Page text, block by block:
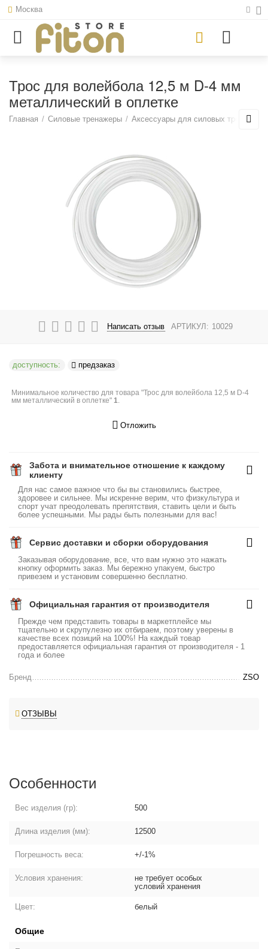
Москва
Трос для волейбола 12,5 м D-4 мм
металлический в оплетке
Главная / Силовые тренажеры / Аксессуары для силовых
Написать отзыв АРТИКУЛ: 10029
доступность: предзаказ
Минимальное количество для товара "Трос для волейбола 12,5 м D-4
мм металлический в оплетке"1.
Отложить
Забота и внимательное отношение к каждому
клиенту
Для нас самое важное что бы вы становились быстрее,
здоровее и сильнее. Мы искренне верим, что физкультура и
спорт учат преодолевать препятствия, ставить цели и быть
более успешными. Мы рады быть полезными для вас!
Сервис доставки и сборки оборудования
Заказывая оборудование, все, что вам нужно это нажать
кнопку оформить заказ. Мы бережно упакуем, быстро
привезем и установим совершенно бесплатно.
Официальная гарантия от производителя
Прежде чем представить товары в маркетплейсе мы
тщательно и скрупулезно их отбираем, поэтому уверены в
качестве всех позиций на 100%! На каждый товар
предоставляется официальная гарантия от производителя - 1
года и более
Бренд ZSO
ОТЗЫВЫ
Особенности
Вес изделия (гр): 500
Длина изделия (мм): 12500
Погрешность веса: +/-1%
Условия хранения:
не требует особых
условий хранения
Цвет: белый
Общие